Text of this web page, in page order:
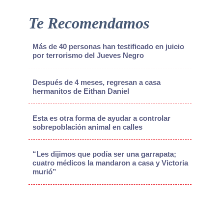
Te Recomendamos
Más de 40 personas han testificado en juicio
por terrorismo del Jueves Negro
Después de 4 meses, regresan a casa
hermanitos de Eithan Daniel
Esta es otra forma de ayudar a controlar
sobrepoblación animal en calles
“Les dijimos que podía ser una garrapata;
cuatro médicos la mandaron a casa y Victoria
murió”